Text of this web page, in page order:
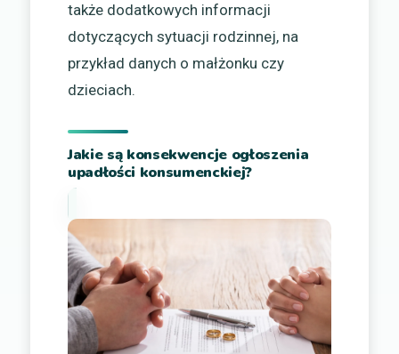
także dodatkowych informacji
dotyczących sytuacji rodzinnej, na
przykład danych o małżonku czy
dzieciach.
Jakie są konsekwencje ogłoszenia
upadłości konsumenckiej?